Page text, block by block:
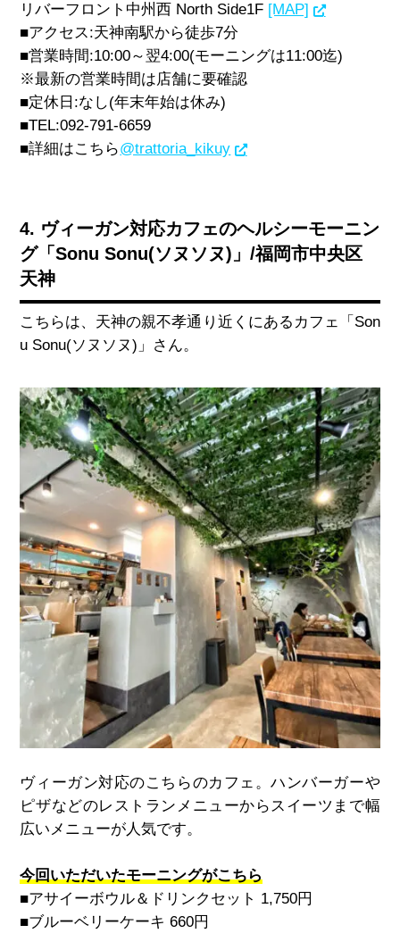
リバーフロント中州西 North Side1F [MAP]
■アクセス:天神南駅から徒歩7分
■営業時間:10:00～翌4:00(モーニングは11:00迄)
※最新の営業時間は店舗に要確認
■定休日 :なし(年末年始は休み)
■TEL:092-791-6659
■詳細はこちら@trattoria_kikuy
4. ヴィーガン対応カフェのヘルシーモーニン
グ「Sonu Sonu(ソヌソヌ)」/福岡市中央区
天神
こちらは、天神の親不孝通り近くにあるカフェ「 Son
u Sonu(ソヌソヌ)」 さん。
ヴィーガン対応のこちらのカフェ。ハンバーガーや
ピザなどのレストランメニューからスイーツまで幅
広いメニューが人気です。
今回いただいたモーニングがこちら
■アサイーボウル＆ドリンクセット 1,750円
■ブルーベリーケーキ 660円